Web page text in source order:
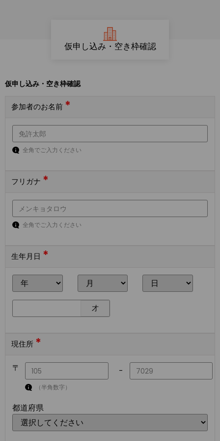
仮申し込み・空き枠確認
仮申し込み・空き枠確認
参加者のお名前 *
全角でご入力ください
フリガナ *
全角でご入力ください
生年月日 *
才
現住所 *
〒 -
（半角数字）
都道府県